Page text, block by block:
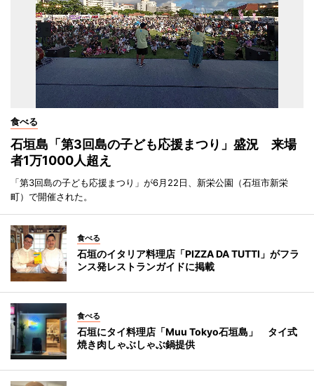
食べる
石垣島「第3回島の子ども応援まつり」盛況 来場
者1万1000人超え
「第3回島の子ども応援まつり」が6月22日、新栄公園（石垣市新栄
町）で開催された。
食べる
石垣のイタリア料理店「PIZZA DA TUTTI」がフラ
ンス発レストランガイドに掲載
食べる
石垣にタイ料理店「Muu Tokyo石垣島」 タイ式
焼き肉しゃぶしゃぶ鍋提供